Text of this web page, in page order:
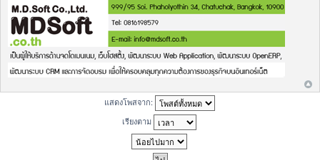
แสดงโพสจาก:
เรียงตาม